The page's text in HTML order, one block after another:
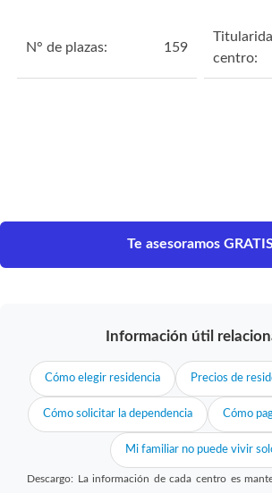
N° de plazas: 159
centro:
Te asesoramos
Información útil
Cómo elegir residencia Precios de
Cómo solicitar la dependencia Cómo
Mi familiar no puede vivir
Descargo: La información de cada centro es